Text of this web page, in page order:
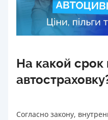
На какой
Согласно закону,